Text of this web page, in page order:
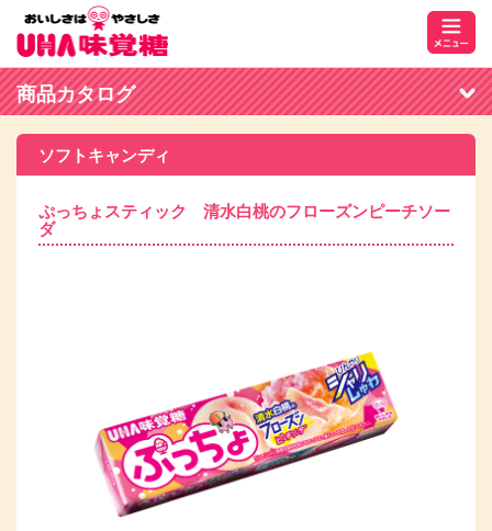
ソフトキャンディ
ぷっちょスティック 清水白桃のフローズンピーチソー
ダ
商品カタログ